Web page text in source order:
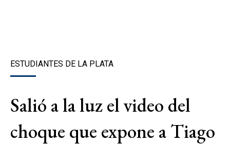
ESTUDIANTES DE LA PLATA
Salió a la luz el video del
choque que expone a Tiago